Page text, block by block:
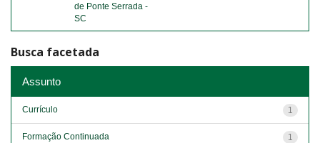
de Ponte Serrada -
SC
Busca facetada
Assunto
1
Currículo
1
Formação Continuada